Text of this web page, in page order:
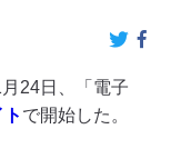
24日、「電子
で開始した。